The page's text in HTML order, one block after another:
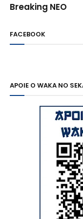
Breaking NEO
FACEBOOK
APOIE O WAKA NO